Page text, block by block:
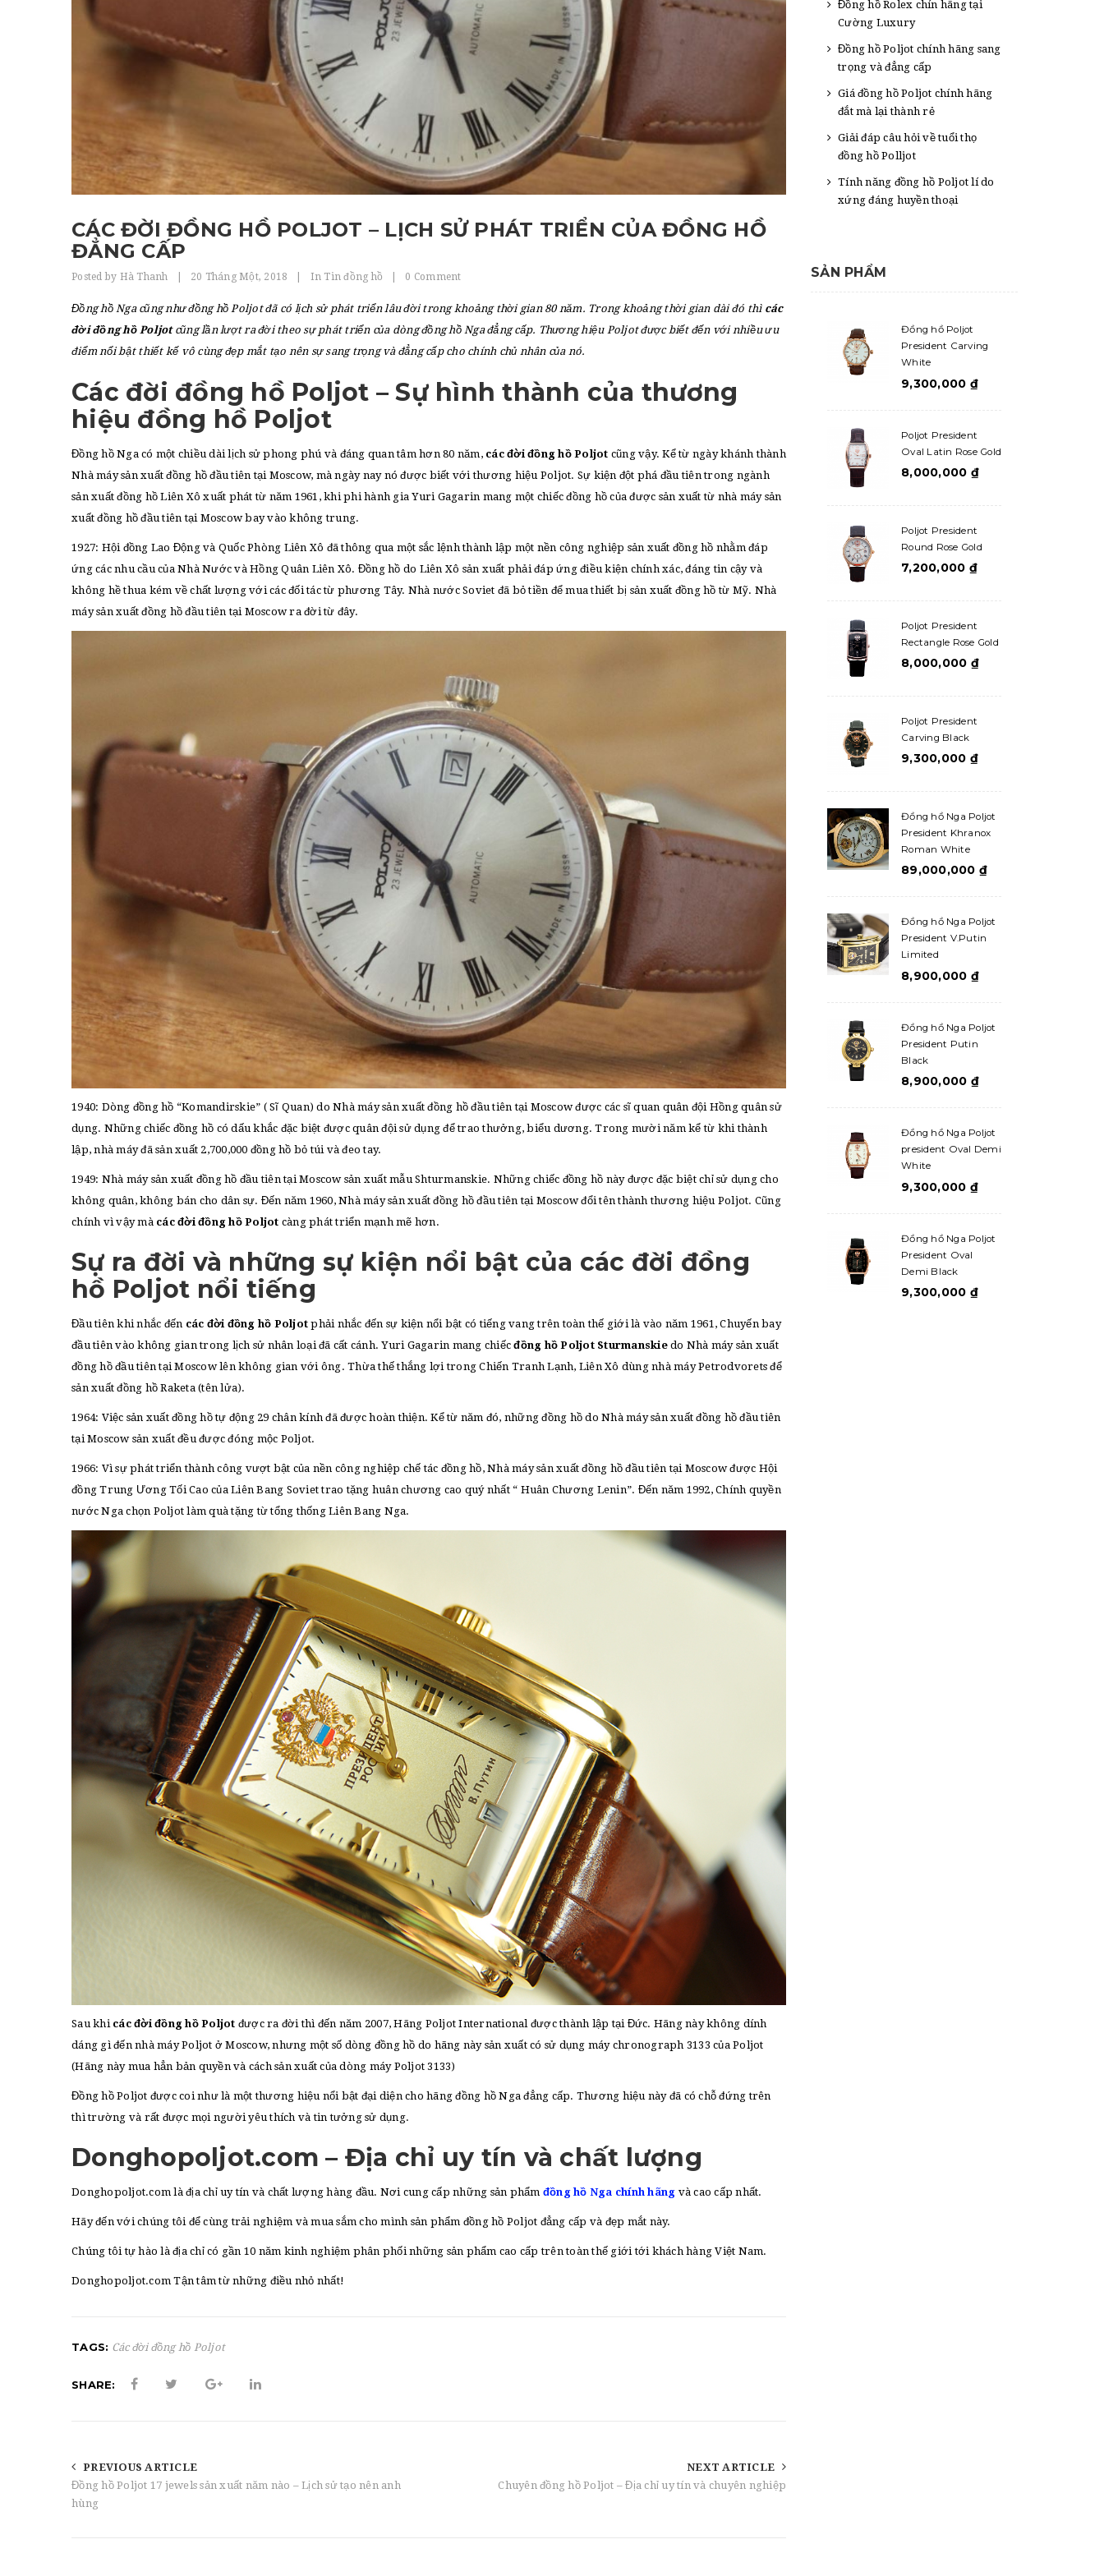
CÁC ĐỜI ĐỒNG HỒ POLJOT – LỊCH SỬ PHÁT TRIỂN CỦA ĐỒNG HỒ
ĐẲNG CẤP
Posted by Hà Thanh 20 Tháng Một, 2018 In Tin đồng hồ 0 Comment
Đồng hồ Nga cũng như đồng hồ Poljot đã có lịch sử phát triển lâu đời trong khoảng thời gian 80 năm. Trong khoảng thời gian dài đó thìcác
đời đồng hồ Poljotcũng lần lượt ra đời theo sự phát triển của dòng đồng hồ Nga đẳng cấp. Thương hiệu Poljot được biết đến với nhiều ưu
điểm nổi bật thiết kế vô cùng đẹp mắt tạo nên sự sang trọng và đẳng cấp cho chính chủ nhân của nó.
Các đời đồng hồ Poljot – Sự hình thành của thương
hiệu đồng hồ Poljot
Đồng hồ Nga có một chiều dài lịch sử phong phú và đáng quan tâm hơn 80 năm, các đời đồng hồ Poljot cũng vậy. Kể từ ngày khánh thành
Nhà máy sản xuất đồng hồ đầu tiên tại Moscow, mà ngày nay nó được biết với thương hiệu Poljot. Sự kiện đột phá đầu tiên trong ngành
sản xuất đồng hồ Liên Xô xuất phát từ năm 1961, khi phi hành gia Yuri Gagarin mang một chiếc đồng hồ của được sản xuất từ nhà máy sản
xuất đồng hồ đầu tiên tại Moscow bay vào không trung.
1927: Hội đồng Lao Động và Quốc Phòng Liên Xô đã thông qua một sắc lệnh thành lập một nền công nghiệp sản xuất đồng hồ nhằm đáp
ứng các nhu cầu của Nhà Nước và Hồng Quân Liên Xô. Đồng hồ do Liên Xô sản xuất phải đáp ứng điều kiện chính xác, đáng tin cậy và
không hề thua kém về chất lượng với các đối tác từ phương Tây. Nhà nước Soviet đã bỏ tiền để mua thiết bị sản xuất đồng hồ từ Mỹ. Nhà
máy sản xuất đồng hồ đầu tiên tại Moscow ra đời từ đây.
1940: Dòng đồng hồ “Komandirskie” ( Sĩ Quan) do Nhà máy sản xuất đồng hồ đầu tiên tại Moscow được các sĩ quan quân đội Hồng quân sử
dụng. Những chiếc đồng hồ có dấu khắc đặc biệt được quân đội sử dụng để trao thưởng, biểu dương. Trong mười năm kể từ khi thành
lập, nhà máy đã sản xuất 2,700,000 đồng hồ bỏ túi và đeo tay.
1949: Nhà máy sản xuất đồng hồ đầu tiên tại Moscow sản xuất mẫu Shturmanskie. Những chiếc đồng hồ này được đặc biệt chỉ sử dụng cho
không quân, không bán cho dân sự. Đến năm 1960, Nhà máy sản xuất đồng hồ đầu tiên tại Moscow đổi tên thành thương hiệu Poljot. Cũng
chính vì vậy mà các đời đồng hồ Poljot càng phát triển mạnh mẽ hơn.
Sự ra đời và những sự kiện nổi bật của các đời đồng
hồ Poljot nổi tiếng
Đầu tiên khi nhắc đến các đời đồng hồ Poljot phải nhắc đến sự kiện nổi bật có tiếng vang trên toàn thế giới là vào năm 1961, Chuyến bay
đầu tiên vào không gian trong lịch sử nhân loại đã cất cánh. Yuri Gagarin mang chiếcđồng hồ Poljot Sturmanskiedo Nhà máy sản xuất
đồng hồ đầu tiên tại Moscow lên không gian với ông. Thừa thế thắng lợi trong Chiến Tranh Lạnh, Liên Xô dùng nhà máy Petrodvorets để
sản xuất đồng hồ Raketa (tên lửa).
1964: Việc sản xuất đồng hồ tự động 29 chân kính đã được hoàn thiện. Kể từ năm đó, những đồng hồ do Nhà máy sản xuất đồng hồ đầu tiên
tại Moscow sản xuất đều được đóng mộc Poljot.
1966: Vì sự phát triển thành công vượt bật của nền công nghiệp chế tác đồng hồ, Nhà máy sản xuất đồng hồ đầu tiên tại Moscow được Hội
đồng Trung Ương Tối Cao của Liên Bang Soviet trao tặng huân chương cao quý nhất “ Huân Chương Lenin”. Đến năm 1992, Chính quyền
nước Nga chọn Poljot làm quà tặng từ tổng thống Liên Bang Nga.
Sau khi các đời đồng hồ Poljot được ra đời thì đến năm 2007, Hãng Poljot International được thành lập tại Đức. Hãng này không dính
dáng gì đến nhà máy Poljot ở Moscow, nhưng một số dòng đồng hồ do hãng này sản xuất có sử dụng máy chronograph 3133 của Poljot
(Hãng này mua hẳn bản quyền và cách sản xuất của dòng máy Poljot 3133)
Đồng hồ Poljot được coi như là một thương hiệu nổi bật đại diện cho hãng đồng hồ Nga đẳng cấp. Thương hiệu này đã có chỗ đứng trên
thì trường và rất được mọi người yêu thích và tin tưởng sử dụng.
Donghopoljot.com – Địa chỉ uy tín và chất lượng
Donghopoljot.com là địa chỉ uy tín và chất lượng hàng đầu. Nơi cung cấp những sản phẩm đồng hồ Nga chính hãng và cao cấp nhất.
Hãy đến với chúng tôi để cùng trải nghiệm và mua sắm cho mình sản phẩm đồng hồ Poljot đẳng cấp và đẹp mắt này.
Chúng tôi tự hào là địa chỉ có gần 10 năm kinh nghiệm phân phối những sản phẩm cao cấp trên toàn thế giới tới khách hàng Việt Nam.
Donghopoljot.com Tận tâm từ những điều nhỏ nhất!
TAGS: Các đời đồng hồ Poljot
SHARE:
PREVIOUS ARTICLE
Đồng hồ Poljot 17 jewels sản xuất năm nào – Lịch sử tạo nên anh
hùng
NEXT ARTICLE
Chuyên đồng hồ Poljot – Địa chỉ uy tín và chuyên nghiệp
Đồng hồ Rolex chín hãng tại
Cường Luxury
Đồng hồ Poljot chính hãng sang
trọng và đẳng cấp
Giá đồng hồ Poljot chính hãng
đắt mà lại thành rẻ
Giải đáp câu hỏi về tuổi thọ
đồng hồ Polljot
Tính năng đồng hồ Poljot lí do
xứng đáng huyền thoại
SẢN PHẨM
Đồng hồ Poljot
President Carving
White
9,300,000 ₫
Poljot President
Oval Latin Rose Gold
8,000,000 ₫
Poljot President
Round Rose Gold
7,200,000 ₫
Poljot President
Rectangle Rose Gold
8,000,000 ₫
Poljot President
Carving Black
9,300,000 ₫
Đồng hồ Nga Poljot
President Khranox
Roman White
89,000,000 ₫
Đồng hồ Nga Poljot
President V.Putin
Limited
8,900,000 ₫
Đồng hồ Nga Poljot
President Putin
Black
8,900,000 ₫
Đồng hồ Nga Poljot
president Oval Demi
White
9,300,000 ₫
Đồng hồ Nga Poljot
President Oval
Demi Black
9,300,000 ₫